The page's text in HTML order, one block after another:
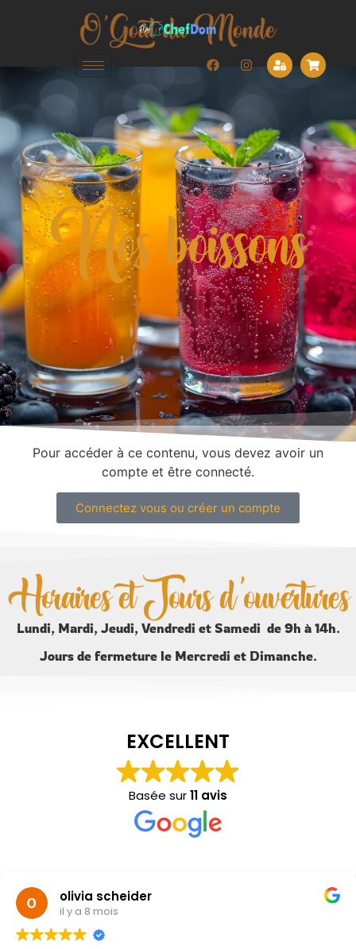
Nos boissons
Pour accéder à ce contenu, vous devez avoir un
compte et être connecté.
Connectez vous ou créer un compte
Horaires et Jours d'ouvertures
Lundi, Mardi, Jeudi, Vendredi et Samedi de 9h à 14h.
Jours de fermeture le Mercredi et Dimanche.
EXCELLENT
Basée sur11 avis
olivia scheider
il y a 8 mois